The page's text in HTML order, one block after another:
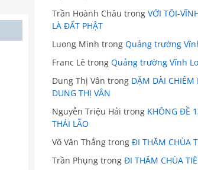
Trần Hoành Châu trong VỚI TÔI-
LÀ ĐẤT PHẬT
Luong Minh trong Quảng trường
Franc Lê trong Quảng trường Vĩnh
Dung Thị Vân trong DẶM DÀI CHIÊM
DUNG THỊ VÂN
Nguyễn Triệu Hải trong KHÔNG ĐỀ
THÁI LÃO
Võ Văn Thắng trong ĐI THĂM CHÙA
Trần Phụng trong ĐI THĂM CHÙA